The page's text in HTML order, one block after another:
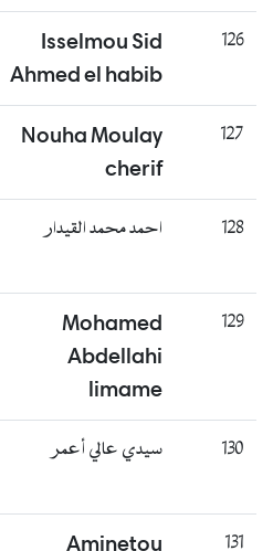
126
Isselmou Sid
Ahmed el habib
127
Nouha Moulay
cherif
128 احمد محمد القيدار
129
Mohamed
Abdellahi
limame
130 سيدي عالي أعمر
131
Aminetou